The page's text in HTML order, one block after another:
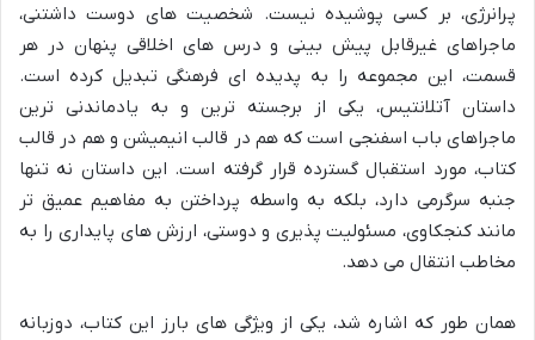
پرانرژی، بر کسی پوشیده نیست. شخصیت های دوست داشتنی،
ماجراهای غیرقابل پیش بینی و درس های اخلاقی پنهان در هر
قسمت، این مجموعه را به پدیده ای فرهنگی تبدیل کرده است.
داستان آتلانتیس، یکی از برجسته ترین و به یادماندنی ترین
ماجراهای باب اسفنجی است که هم در قالب انیمیشن و هم در قالب
کتاب، مورد استقبال گسترده قرار گرفته است. این داستان نه تنها
جنبه سرگرمی دارد، بلکه به واسطه پرداختن به مفاهیم عمیق تر
مانند کنجکاوی، مسئولیت پذیری و دوستی، ارزش های پایداری را به
مخاطب انتقال می دهد.
همان طور که اشاره شد، یکی از ویژگی های بارز این کتاب، دوزبانه